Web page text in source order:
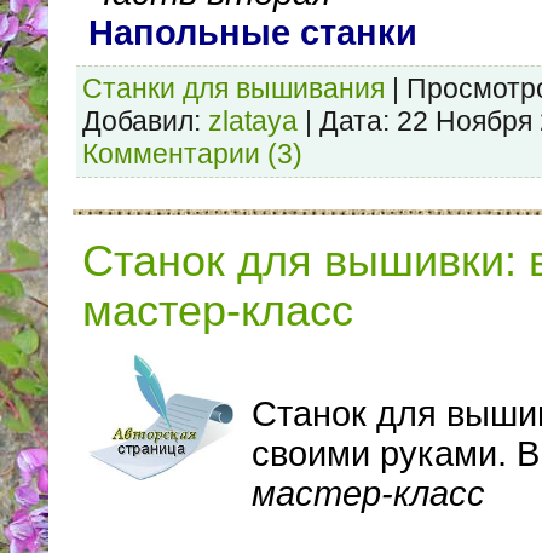
Напольные станки
Станки для вышивания |
Добавил: zlataya | Дата: 22 Ноября
Комментарии (3)
Станок для вышивки:
мастер-класс
Станок для
своими руками.
мастер-класс